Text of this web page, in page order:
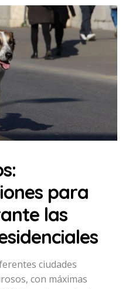
para
las
ciudades
con máximas